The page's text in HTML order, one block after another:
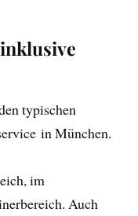
typischen
in München.
im
Auch